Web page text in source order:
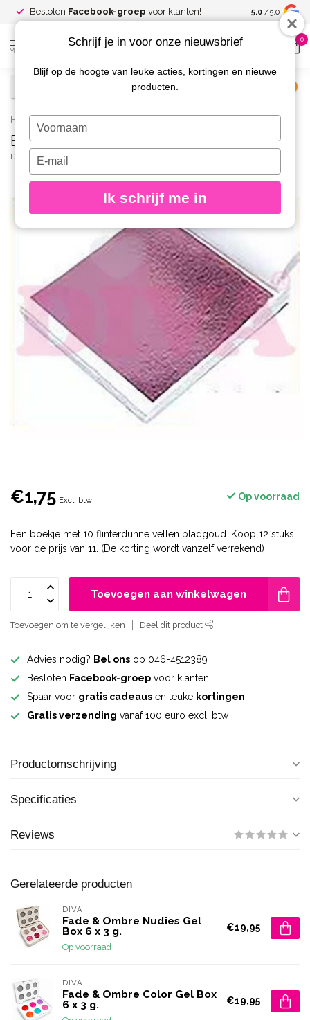
Besloten Facebook-groep voor klanten! Spaar voor
kortingen
5.0 /5.0
MENU
0
Home / Bladgoud Folie Rose 03
Bladgoud Folie Rose 03
DIVA
€1,75 Excl. btw Op voorraad
Een boekje met 10 flinterdunne vellen bladgoud. Koop 12 stuks
voor de prijs van 11. (De korting wordt vanzelf verrekend)
Toevoegen aan winkelwagen
Toevoegen om te vergelijken Deel dit product
Advies nodig? Bel ons op 046-4512389
Besloten Facebook-groep voor klanten!
Spaar voor gratis cadeaus en leuke kortingen
Gratis verzending vanaf 100 euro excl. btw
Productomschrijving
Specificaties
Reviews
Gerelateerde producten
DIVA
Fade & Ombre Nudies Gel
Box 6 x 3 g.
Op voorraad
€19,95
DIVA
Fade & Ombre Color Gel Box
6 x 3 g.
€19,95
Schrijf je in voor onze nieuwsbrief
Blijf op de hoogte van leuke acties, kortingen en nieuwe
producten.
Typ
je
naam
Typ
je
e-
in
Ik schrijf me in